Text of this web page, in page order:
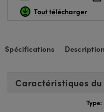
Tout télécharger
Spécifications
Caractéristiques
Type: